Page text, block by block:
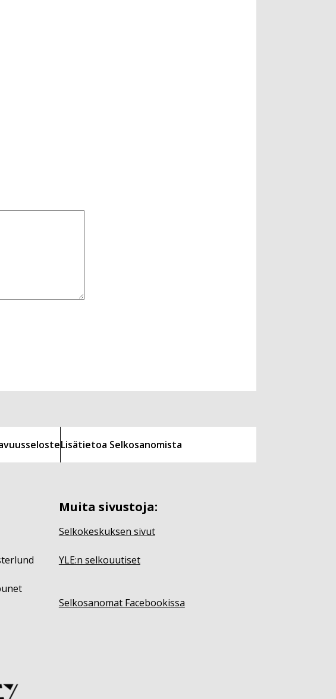
Lisätietoa Selkosanomista
Muita sivustoja:
Selkokeskuksen sivut
YLE:n selkouutiset
Selkosanomat Facebookissa